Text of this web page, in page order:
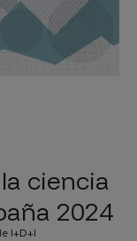
ciencia
2024
I+D+I